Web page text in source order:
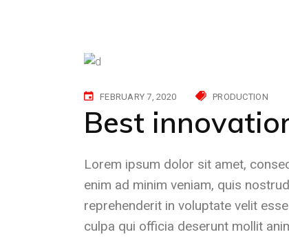
FEBRUARY 7, 2020 PRODUCTION
Best
Lorem ipsum dolor sit amet,
enim ad minim veniam, quis
reprehenderit in voluptate velit
culpa qui officia deserunt mollit